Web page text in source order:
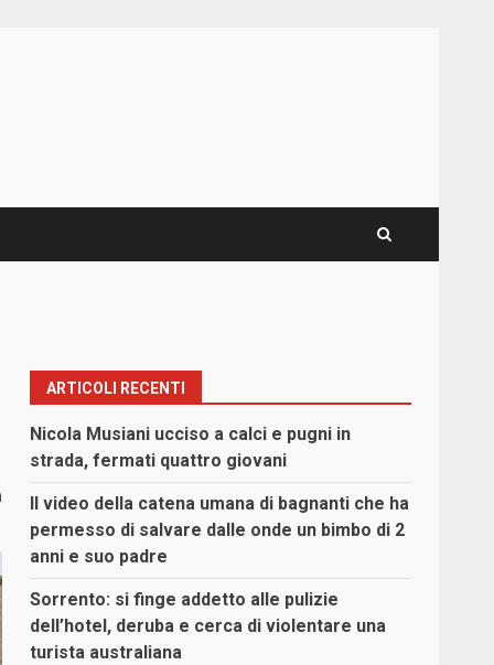
ARTICOLI RECENTI
Nicola Musiani ucciso a calci e pugni in
strada, fermati quattro giovani
Il video della catena umana di bagnanti che ha
permesso di salvare dalle onde un bimbo di 2
anni e suo padre
Sorrento: si finge addetto alle pulizie
dell’hotel, deruba e cerca di violentare una
turista australiana